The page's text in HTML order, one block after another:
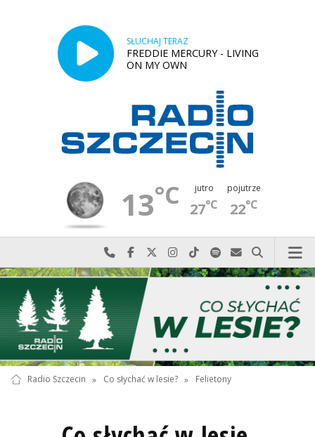
SŁUCHAJ TERAZ
FREDDIE MERCURY - LIVING
ON MY OWN
13°C jutro
27°C
pojutrze
22°C
Najlepiej po prostu do nas zadzwoń
Odwiedź nas na Facebook-u
Odwiedź nas na X
Odwiedź nas na Instagram-ie
Odwiedź nas na TikTok-u
Szukaj nas na Spotify
Wyślij do nas
Szukaj
Radio Szczecin » Co słychać w lesie? » Felietony